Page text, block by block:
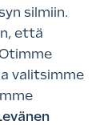
silmiin.
että
valitsimme